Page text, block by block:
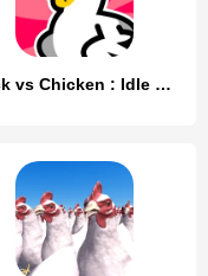
Duck vs Chicken : Idle Defense